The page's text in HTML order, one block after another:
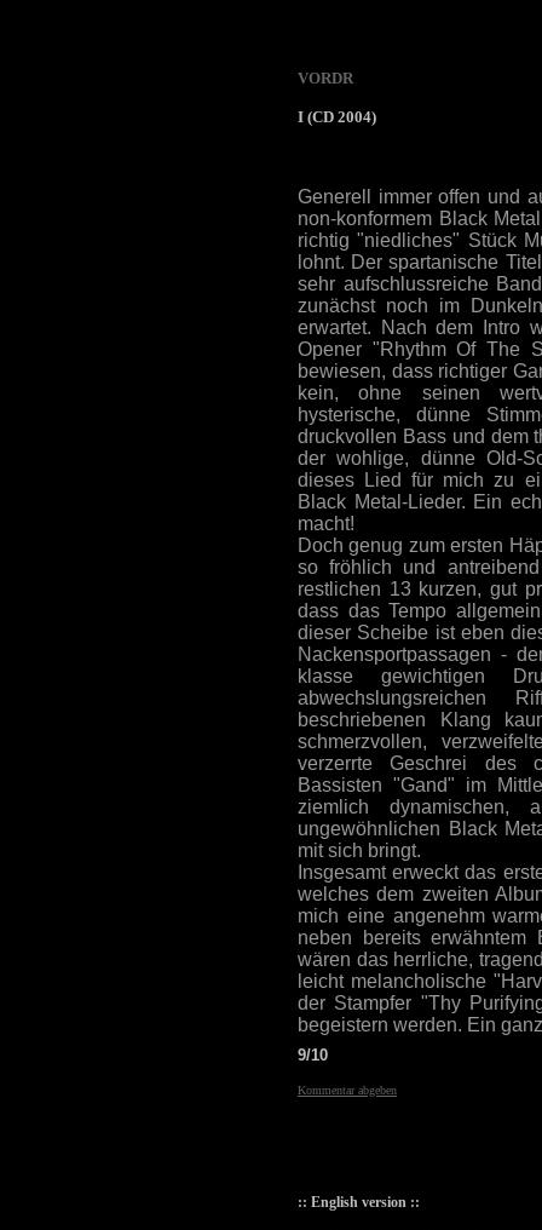
VORDR
I (CD 2004)
Generell immer offen und
non-konformem Black
richtig "niedliches" Stück
lohnt. Der spartanische
sehr aufschlussreiche
zunächst noch im
erwartet. Nach dem Intro
Opener "Rhythm Of The
bewiesen, dass richtiger
kein, ohne seinen
hysterische, dünne
druckvollen Bass und dem
der wohlige, dünne Old-
dieses Lied für mich zu
Black Metal-Lieder. Ein
macht!
Doch genug zum ersten
so fröhlich und
restlichen 13 kurzen, gut
dass das Tempo
dieser Scheibe ist eben
Nackensportpassagen -
klasse gewichtigen
abwechslungsreichen
beschriebenen Klang
schmerzvollen,
verzerrte Geschrei des
Bassisten "Gand" im
ziemlich dynamischen,
ungewöhnlichen Black
mit sich bringt.
Insgesamt erweckt das
welches dem zweiten
mich eine angenehm
neben bereits erwähntem
wären das herrliche,
leicht melancholische
der Stampfer "Thy
begeistern werden. Ein
9/10
Kommentar abgeben
:: English version ::